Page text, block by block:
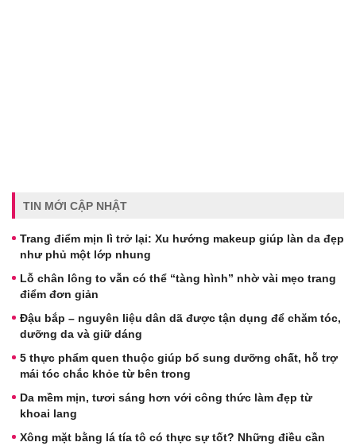
TIN MỚI CẬP NHẬT
Trang điểm mịn lì trở lại: Xu hướng makeup giúp làn da đẹp
như phủ một lớp nhung
Lỗ chân lông to vẫn có thể “tàng hình” nhờ vài mẹo trang
điểm đơn giản
Đậu bắp – nguyên liệu dân dã được tận dụng để chăm tóc,
dưỡng da và giữ dáng
5 thực phẩm quen thuộc giúp bổ sung dưỡng chất, hỗ trợ
mái tóc chắc khỏe từ bên trong
Da mềm mịn, tươi sáng hơn với công thức làm đẹp từ
khoai lang
Xông mặt bằng lá tía tô có thực sự tốt? Những điều cần